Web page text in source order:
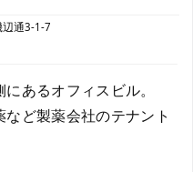
通3-1-7
あるオフィスビル。
ど製薬会社のテナント